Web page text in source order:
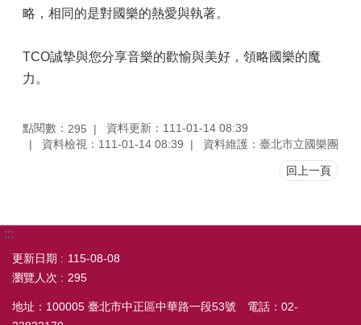
略，相同的是對國樂的熱愛與執著。
TCO誠摯與您分享音樂的歡愉與美好，領略國樂的魔
力。
點閱數： 295
資料更新：111-01-14 08:39
資料檢視：111-01-14 08:39
資料維護：臺北市立國樂團
回上一頁
:::
更新日期
115-08-08
瀏覽人次
295
地址：100005 臺北市中正區中華路一段53號 電話：02-